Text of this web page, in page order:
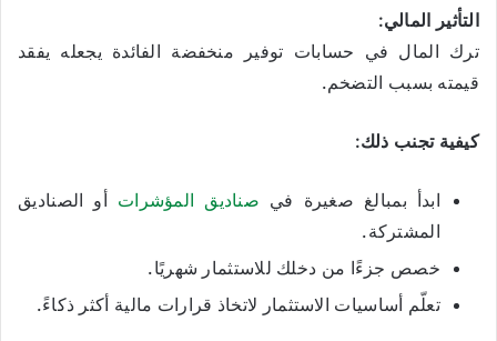
التأثير المالي:
ترك المال في حسابات توفير منخفضة الفائدة يجعله يفقد
قيمته بسبب التضخم.
كيفية تجنب ذلك:
ابدأ بمبالغ صغيرة في صناديق المؤشرات أو الصناديق
المشتركة.
خصص جزءًا من دخلك للاستثمار شهريًا.
تعلّم أساسيات الاستثمار لاتخاذ قرارات مالية أكثر ذكاءً.